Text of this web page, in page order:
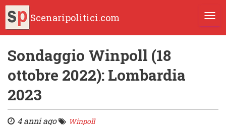
Scenaripolitici.com
Sondaggio Winpoll (18
ottobre 2022): Lombardia
2023
4 anni ago Winpoll